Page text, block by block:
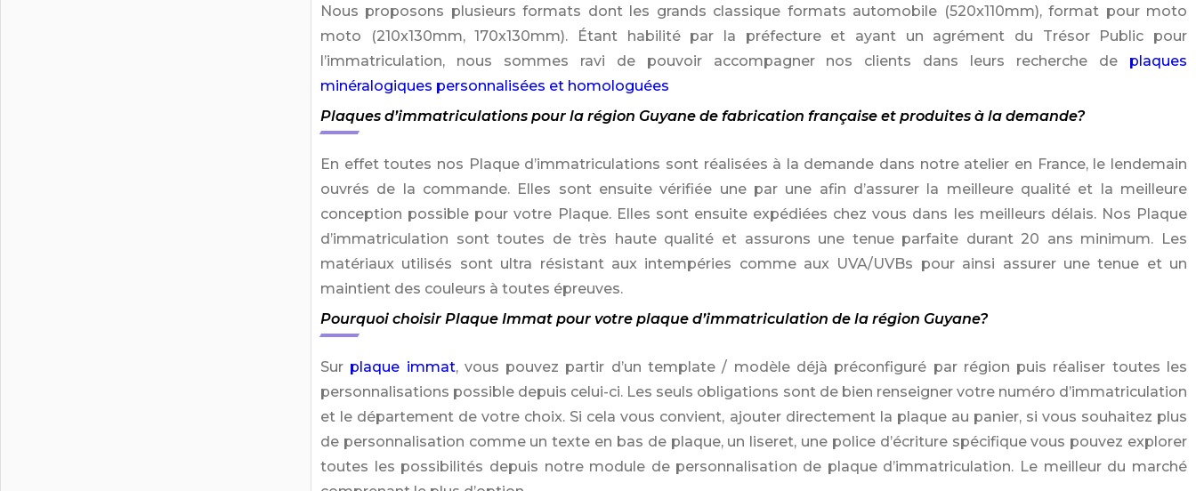
Nous proposons plusieurs formats dont les grands classique formats automobile (520x110mm), format pour moto
moto (210x130mm, 170x130mm). Étant habilité par la préfecture et ayant un agrément du Trésor Public pour
l’immatriculation, nous sommes ravi de pouvoir accompagner nos clients dans leurs recherche de plaques
minéralogiques personnalisées et homologuées
Plaques d’immatriculations pour la région Guyane de fabrication française et produites à la demande?
En effet toutes nos Plaque d’immatriculations sont réalisées à la demande dans notre atelier en France, le lendemain
ouvrés de la commande. Elles sont ensuite vérifiée une par une afin d’assurer la meilleure qualité et la meilleure
conception possible pour votre Plaque. Elles sont ensuite expédiées chez vous dans les meilleurs délais. Nos Plaque
d’immatriculation sont toutes de très haute qualité et assurons une tenue parfaite durant 20 ans minimum. Les
matériaux utilisés sont ultra résistant aux intempéries comme aux UVA/UVBs pour ainsi assurer une tenue et un
maintient des couleurs à toutes épreuves.
Pourquoi choisir Plaque Immat pour votre plaque d’immatriculation de la région Guyane?
Sur plaque immat, vous pouvez partir d’un template / modèle déjà préconfiguré par région puis réaliser toutes les
personnalisations possible depuis celui-ci. Les seuls obligations sont de bien renseigner votre numéro d’immatriculation
et le département de votre choix. Si cela vous convient, ajouter directement la plaque au panier, si vous souhaitez plus
de personnalisation comme un texte en bas de plaque, un liseret, une police d’écriture spécifique vous pouvez explorer
toutes les possibilités depuis notre module de personnalisation de plaque d’immatriculation. Le meilleur du marché